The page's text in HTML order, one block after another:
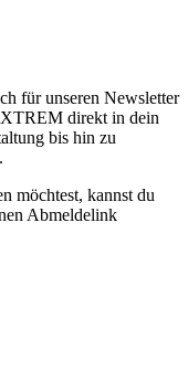
für unseren Newsletter
direkt in dein
bis hin zu
möchtest, kannst du
Abmeldelink